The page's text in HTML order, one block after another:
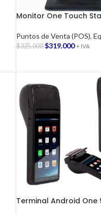
Monitor One Touch
Puntos de Venta (POS),
$325.000 $319.000 + IVA
Terminal Android One